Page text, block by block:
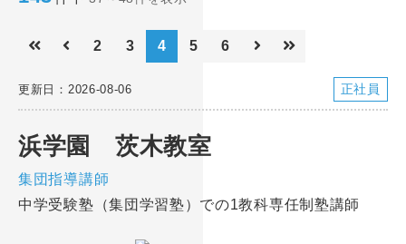
2 3 4 5 6
更新日：2026-08-06 正社員
浜学園 茨木教室
集団指導講師
中学受験塾（集団学習塾）での1教科専任制塾講師